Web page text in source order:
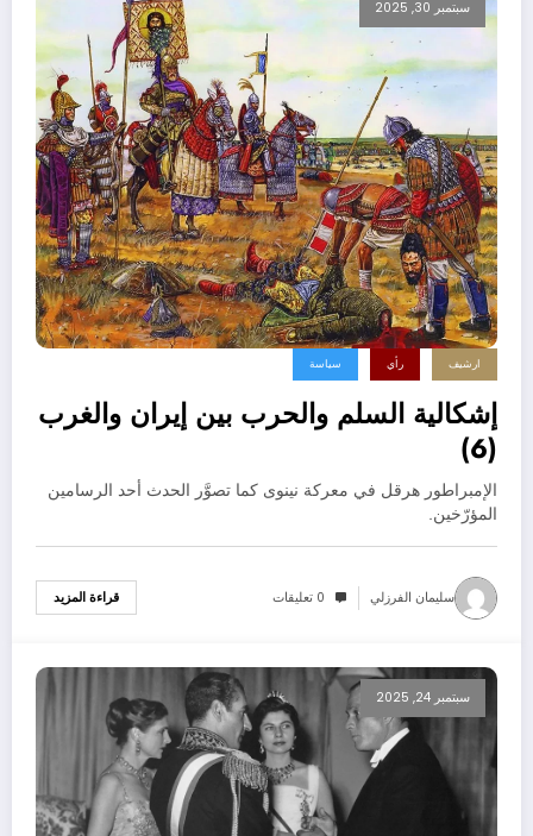
سبتمبر 30, 2025
ارشيف رأي سياسة
إشكالية السلم والحرب بين إيران والغرب
(6)
الإمبراطور هرقل في معركة نينوى كما تصوَّر الحدث أحد الرسامين
المؤرّخين.
سليمان الفرزلي 0 تعليقات قراءة المزيد
سبتمبر 24, 2025